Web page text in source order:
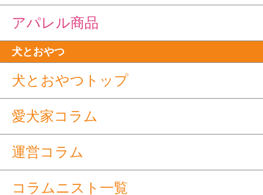
アパレル商品
犬とおやつ
犬とおやつトップ
愛犬家コラム
運営コラム
コラムニスト一覧